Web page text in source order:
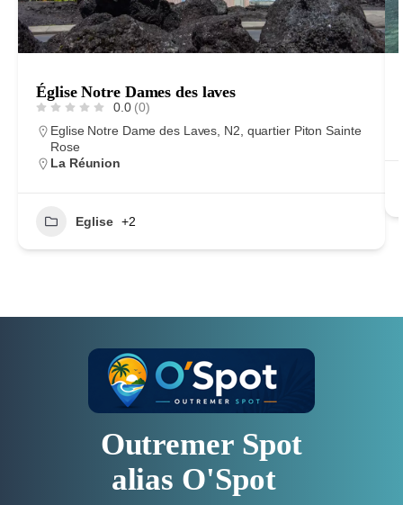
Église Notre Dames des laves
0.0 (0)
Eglise Notre Dame des Laves, N2, quartier Piton Sainte
Rose
La Réunion
Eglise +2
Outremer Spot
alias O'Spot